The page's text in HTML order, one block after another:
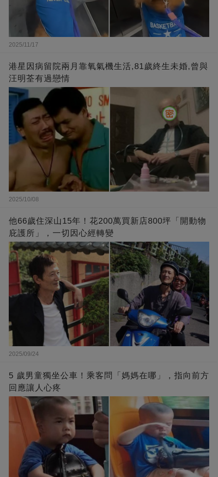
2025/11/17
港星因病留院兩月靠氧氣機生活,81歲終生未婚,曾與
汪明荃有過戀情
2025/10/08
他66歲住深山15年！花200萬買新店800坪「開動物
庇護所」，一切因心經轉變
2025/09/24
5 歲男童獨坐公車！乘客問「媽媽在哪」，指向前方
回應讓人心疼